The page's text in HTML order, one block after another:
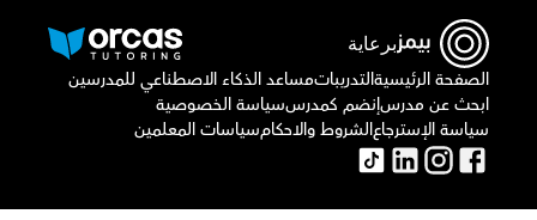
برعاية
الصفحة الرئيسيةالتدريباتمساعد الذكاء الاصطناعي للمدرسين
ابحث عن مدرسإنضم كمدرسسياسة الخصوصية
سياسة الإسترجاعالشروط والاحكامسياسات المعلمين